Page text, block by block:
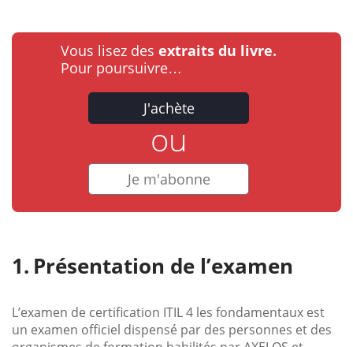
Vous lisez des extraits du livre.
Pour poursuivre…
J'achète
ou
Je m'abonne
Présentation de l’examen
L’examen de certification ITIL 4 les fondamentaux est
un examen officiel dispensé par des personnes et des